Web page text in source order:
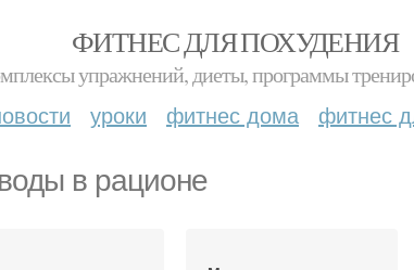
ФИТНЕС ДЛЯ ПОХУДЕНИЯ
упражнений, диеты, программы
уроки фитнес дома фитнес
в рационе